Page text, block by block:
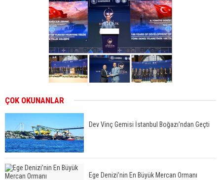
ÇOK OKUNANLAR
Dev Vinç Gemisi İstanbul Boğazı'ndan Geçti
Ege Denizi’nin En Büyük Mercan Ormanı